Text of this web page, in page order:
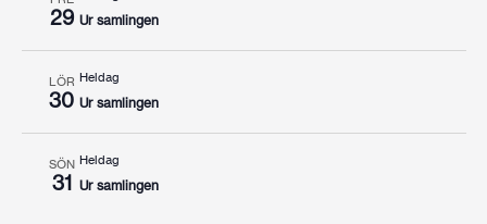
29 Ur samlingen
LÖR
30
Heldag
Ur samlingen
SÖN
31
Heldag
Ur samlingen